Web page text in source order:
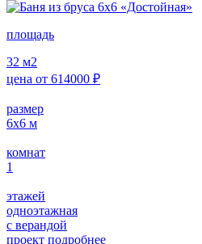
площадь
32 м2
цена от 614000 ₽
размер
6х6 м
комнат
1
этажей
одноэтажная
с верандой
проект подробнее